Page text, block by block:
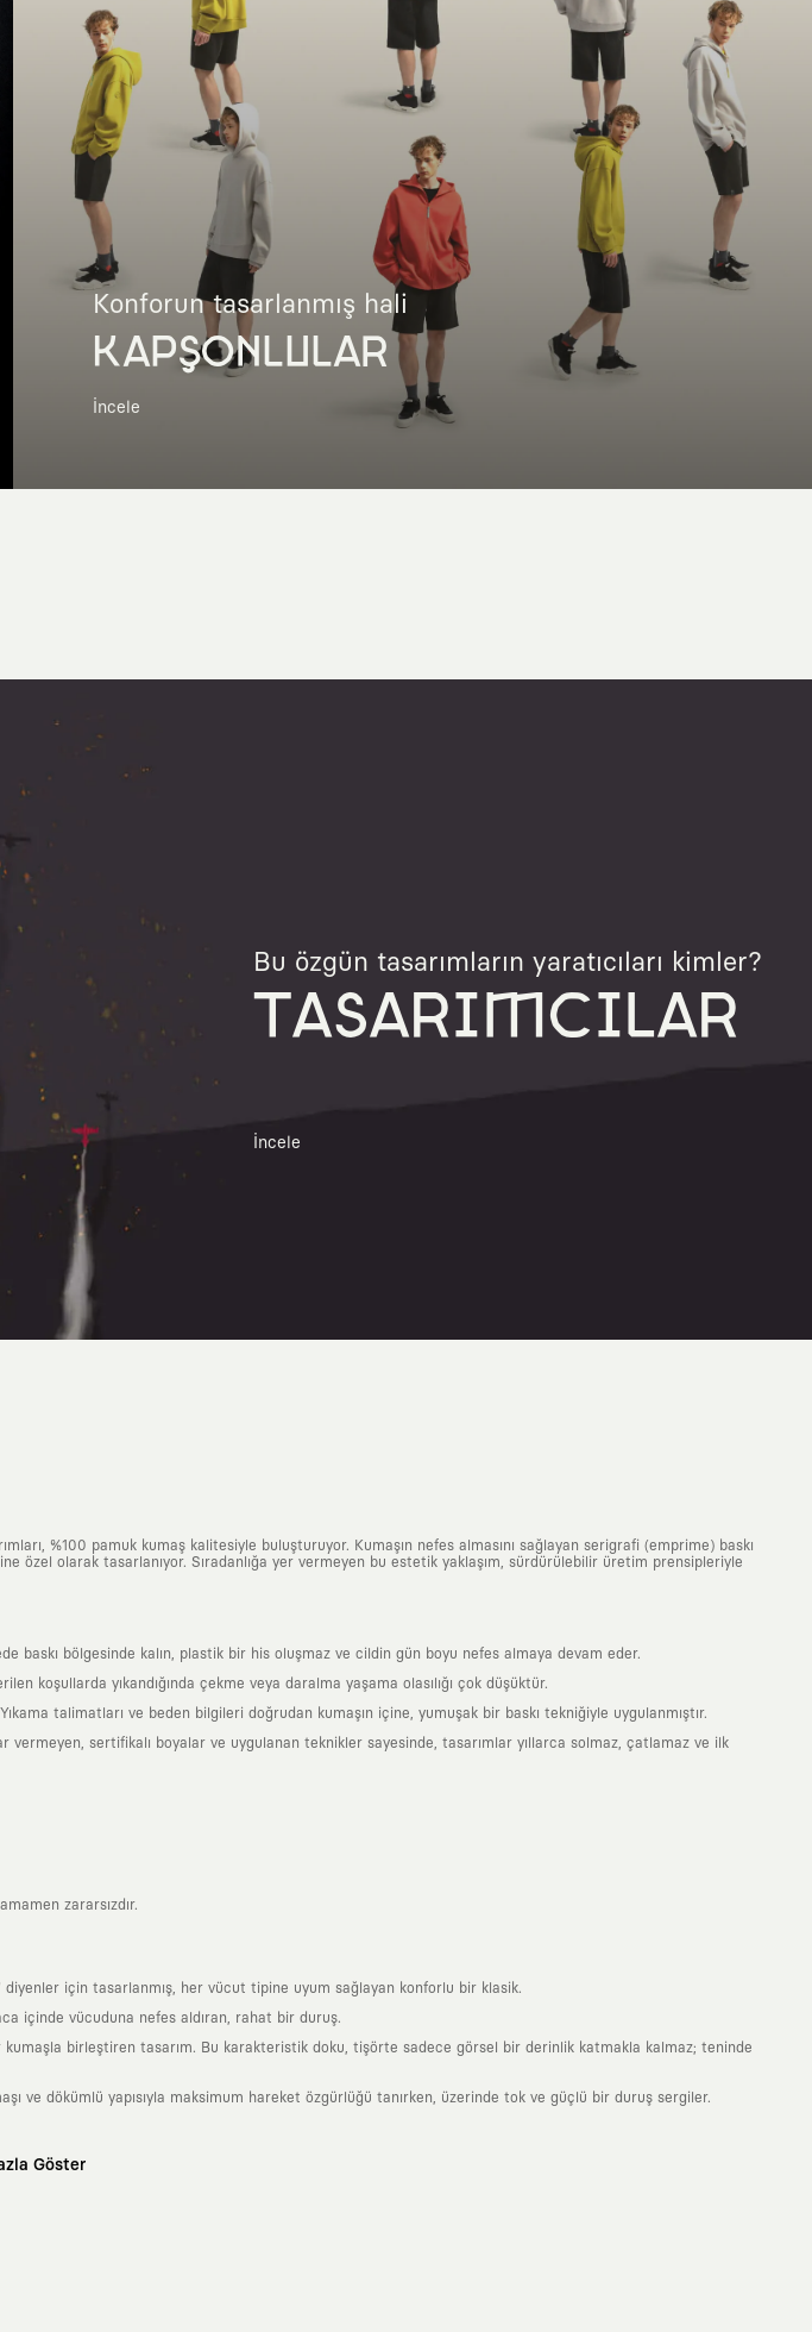
Konforun tasarlanmış hali
KAPŞONLULAR
İncele
Bu özgün tasarımların yaratıcıları kimler?
TASARIMCILAR
İncele
%100 pamuk kumaş kalitesiyle buluşturuyor. Kumaşın nefes almasını sağlayan serigrafi (emprime) baskı
olarak tasarlanıyor. Sıradanlığa yer vermeyen bu estetik yaklaşım, sürdürülebilir üretim prensipleriyle
baskı bölgesinde kalın, plastik bir his oluşmaz ve cildin gün boyu nefes almaya devam eder.
koşullarda yıkandığında çekme veya daralma yaşama olasılığı çok düşüktür.
talimatları ve beden bilgileri doğrudan kumaşın içine, yumuşak bir baskı tekniğiyle uygulanmıştır.
vermeyen, sertifikalı boyalar ve uygulanan teknikler sayesinde, tasarımlar yıllarca solmaz, çatlamaz ve ilk
zararsızdır.
için tasarlanmış, her vücut tipine uyum sağlayan konforlu bir klasik.
içinde vücuduna nefes aldıran, rahat bir duruş.
kumaşla birleştiren tasarım. Bu karakteristik doku, tişörte sadece görsel bir derinlik katmakla kalmaz; teninde
ve dökümlü yapısıyla maksimum hareket özgürlüğü tanırken, üzerinde tok ve güçlü bir duruş sergiler.
Göster